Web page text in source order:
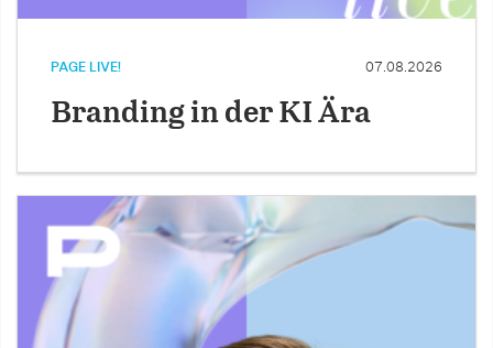
PAGE LIVE! 07.08.2026
Branding in der KI Ära